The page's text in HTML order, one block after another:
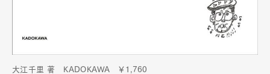
大江千里 著 KADOKAWA ￥1,760